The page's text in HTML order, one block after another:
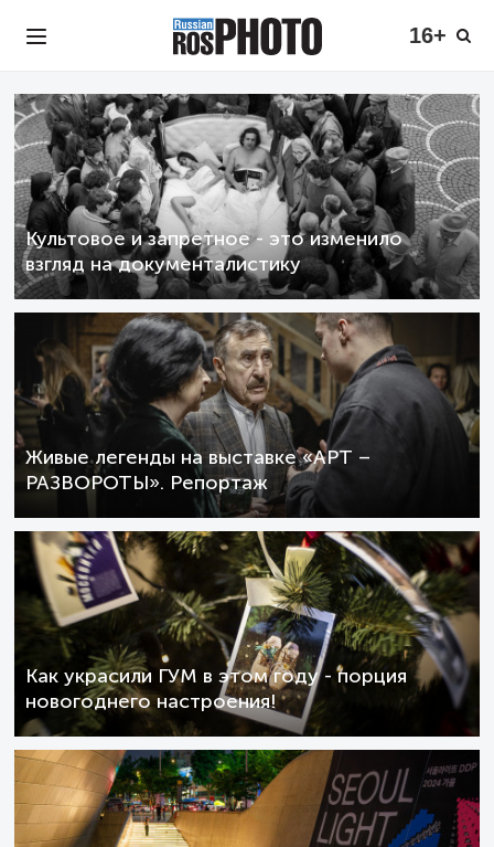
16+
Культовое и запретное - это изменило
взгляд на документалистику
Живые легенды на выставке «АРТ –
РАЗВОРОТЫ». Репортаж
Как украсили ГУМ в этом году - порция
новогоднего настроения!